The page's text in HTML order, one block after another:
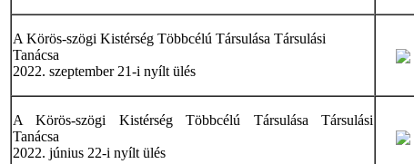
A Körös-szögi Kistérség Többcélú Társulása Társulási
Tanácsa
2022. szeptember 21-i nyílt ülés
A Körös-szögi Kistérség Többcélú Társulása Társulási
Tanácsa
2022. június 22-i nyílt ülés